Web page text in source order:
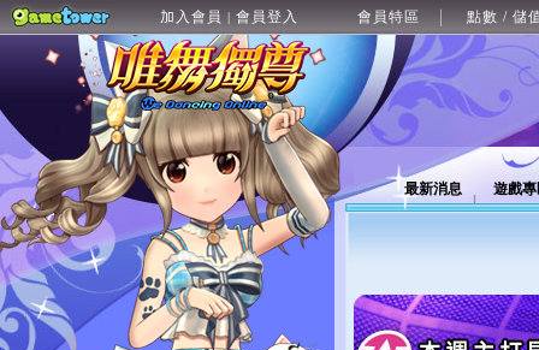
加入會員 | 會員登入 會員特區 點數 / 儲
最新消息 遊戲